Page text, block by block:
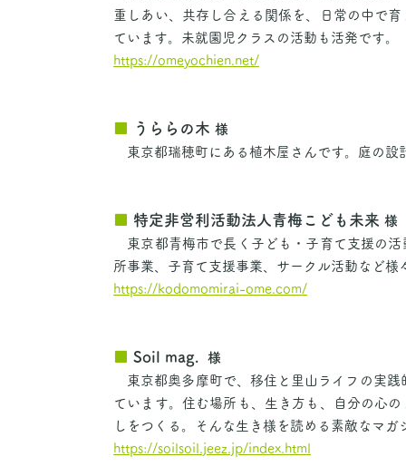
重しあい、共存し合える関係を、日常の中で
ています。未就園児クラスの活動も活発です。
https://omeyochien.net/
■ うららの木 様
東京都瑞穂町にある植木屋さんです。庭の設
■ 特定非営利活動法人青梅こども未来 様
東京都青梅市で長く子ども・子育て支援の
所事業、子育て支援事業、サークル活動など様
https://kodomomirai-ome.com/
■ Soil mag. 様
東京都奥多摩町で、移住と里山ライフの実
ています。住む場所も、生き方も、自分の心
しをつくる。そんな生き様を読める素敵なマガ
https://soilsoil.jeez.jp/index.html